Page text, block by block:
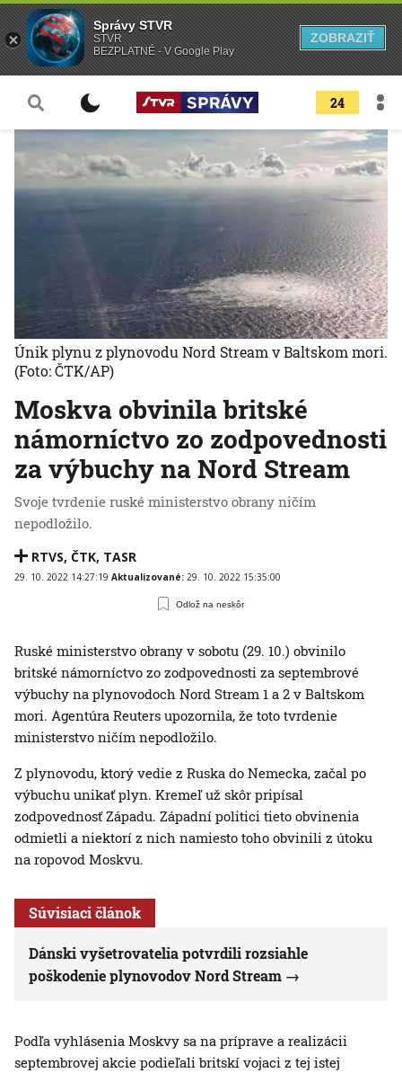
24
Moskva obvinila britské
námorníctvo zo zodpovednosti
za výbuchy na Nord Stream
Svoje tvrdenie ruské ministerstvo obrany ničím
nepodložilo.
RTVS, ČTK, TASR
29. 10. 2022 14:27:19 Aktualizované: 29. 10. 2022 15:35:00
Odlož na neskôr
Únik plynu z plynovodu Nord Stream v Baltskom mori.
(Foto: ČTK/AP)
Ruské ministerstvo obrany v sobotu (29. 10.) obvinilo
britské námorníctvo zo zodpovednosti za septembrové
výbuchy na plynovodoch Nord Stream 1 a 2 v Baltskom
mori. Agentúra Reuters upozornila, že toto tvrdenie
ministerstvo ničím nepodložilo.
Z plynovodu, ktorý vedie z Ruska do Nemecka, začal po
výbuchu unikať plyn. Kremeľ už skôr pripísal
zodpovednosť Západu. Západní politici tieto obvinenia
odmietli a niektorí z nich namiesto toho obvinili z útoku
na ropovod Moskvu.
Súvisiaci článok
Dánski vyšetrovatelia potvrdili rozsiahle
poškodenie plynovodov Nord Stream
Podľa vyhlásenia Moskvy sa na príprave a realizácii
septembrovej akcie podieľali britskí vojaci z tej istej
Správy STVR
STVR
BEZPLATNÉ - V Google Play
ZOBRAZIŤ